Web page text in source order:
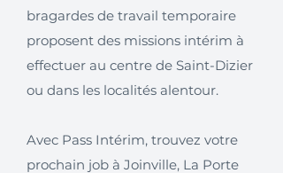
bragardes de travail temporaire
proposent des missions intérim à
effectuer au centre de Saint-Dizier
ou dans les localités alentour.
Avec Pass Intérim, trouvez votre
prochain job à Joinville, La Porte